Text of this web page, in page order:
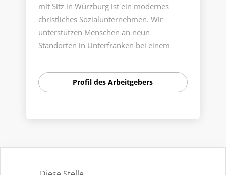
mit Sitz in Würzburg ist ein modernes
christliches Sozialunternehmen. Wir
unterstützen Menschen an neun
Standorten in Unterfranken bei einem
Leben im Alter. Zudem zählen zur CEG das
Kurhaus in Bad Bocklet und Vinzenz
guten Miteinander gehört auch die Balance
Profil des Arbeitgebers